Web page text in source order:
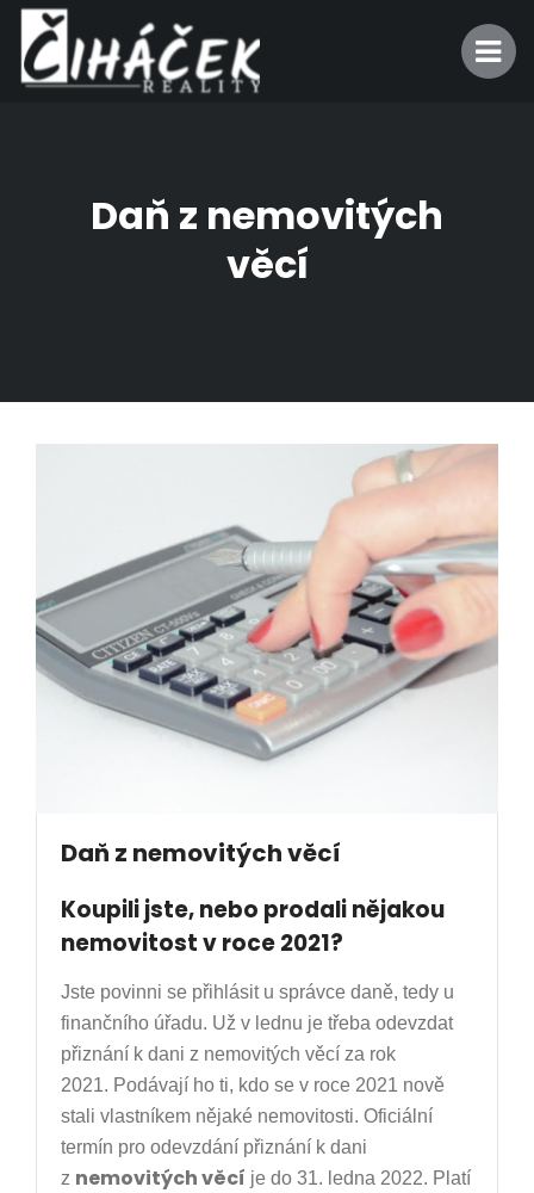
Daň z nemovitých
věcí
Daň z nemovitých věcí
Koupili jste, nebo prodali nějakou
nemovitost v roce 2021?
Jste povinni se přihlásit u správce daně, tedy u
finančního úřadu. Už v lednu je třeba odevzdat
přiznání k dani z nemovitých věcí za rok
2021. Podávají ho ti, kdo se v roce 2021 nově
stali vlastníkem nějaké nemovitosti. Oficiální
termín pro odevzdání přiznání k dani
z nemovitých věcí je do 31. ledna 2022. Platí